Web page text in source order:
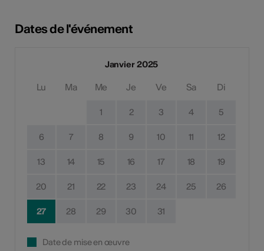
Dates de l'événement
Janvier 2025
Lu Ma Me Je Ve Sa Di
1 2 3 4 5
6 7 8 9 10 11 12
13 14 15 16 17 18 19
20 21 22 23 24 25 26
27 28 29 30 31
Date de mise en œuvre